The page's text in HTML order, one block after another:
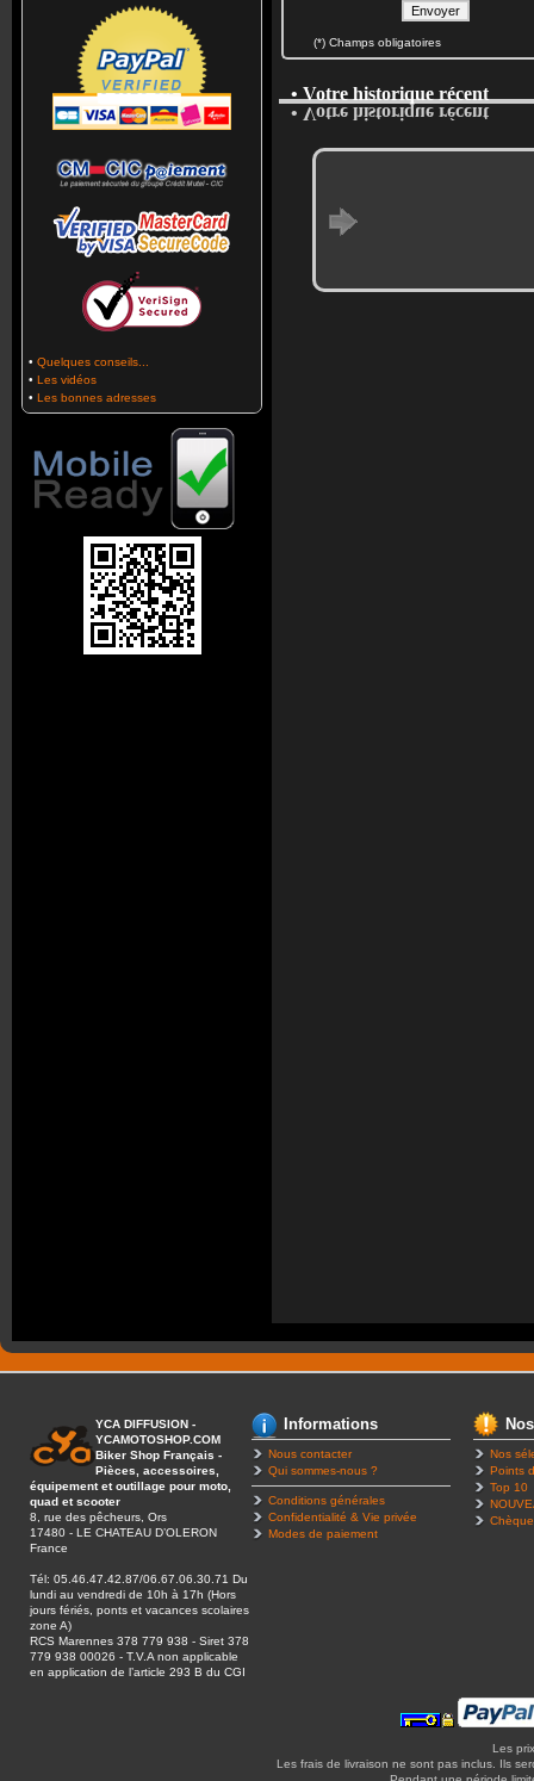
• Quelques conseils...
• Les vidéos
• Les bonnes adresses
(*) Champs obligatoires
• Votre historique récent
• Votre historique récent
YCA DIFFUSION -
YCAMOTOSHOP.COM
Biker Shop Français -
Pièces, accessoires,
équipement et outillage pour moto,
quad et scooter
8, rue des pêcheurs, Ors
17480 - LE CHATEAU D’OLERON
France
Tél: 05.46.47.42.87/06.67.06.30.71 Du
lundi au vendredi de 10h à 17h (Hors
jours fériés, ponts et vacances scolaires
zone A)
RCS Marennes 378 779 938 - Siret 378
779 938 00026 - T.V.A non applicable
en application de l’article 293 B du CGI
Informations
Nous contacter
Qui sommes-nous ?
Conditions générales
Confidentialité & Vie privée
Modes de paiement
Nos
Points
Top 10
Les
Les frais de livraison ne sont pas inclus. Ils